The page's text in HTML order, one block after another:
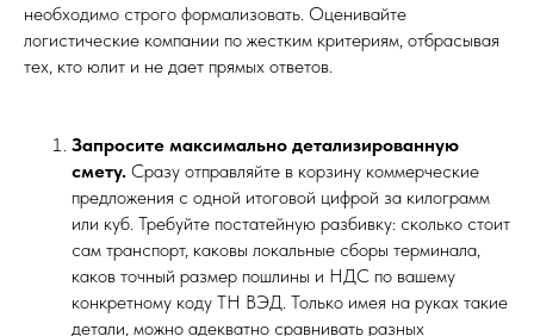
необходимо строго формализовать. Оценивайте
логистические компании по жестким критериям, отбрасывая
тех, кто юлит и не дает прямых ответов.
Запросите максимально детализированную
смету. Сразу отправляйте в корзину коммерческие
предложения с одной итоговой цифрой за килограмм
или куб. Требуйте постатейную разбивку: сколько стоит
сам транспорт, каковы локальные сборы терминала,
каков точный размер пошлины и НДС по вашему
конкретному коду ТН ВЭД. Только имея на руках такие
детали, можно адекватно сравнивать разных